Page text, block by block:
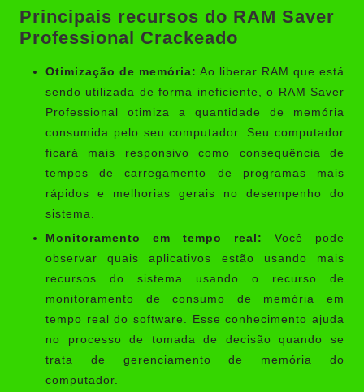
Principais recursos do RAM Saver
Professional Crackeado
Otimização de memória: Ao liberar RAM que está
sendo utilizada de forma ineficiente, o RAM Saver
Professional otimiza a quantidade de memória
consumida pelo seu computador. Seu computador
ficará mais responsivo como consequência de
tempos de carregamento de programas mais
rápidos e melhorias gerais no desempenho do
sistema.
Monitoramento em tempo real:
Você pode
observar quais aplicativos estão usando mais
recursos do sistema usando o recurso de
monitoramento de consumo de memória em
tempo real do software. Esse conhecimento ajuda
no processo de tomada de decisão quando se
trata de gerenciamento de memória do
computador.